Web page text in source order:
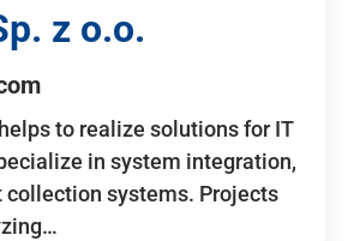
z o.o.
to realize solutions for IT
in system integration,
collection systems. Projects